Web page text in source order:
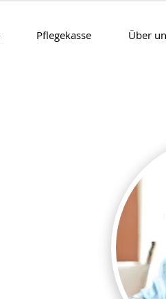
Pflegekasse Über